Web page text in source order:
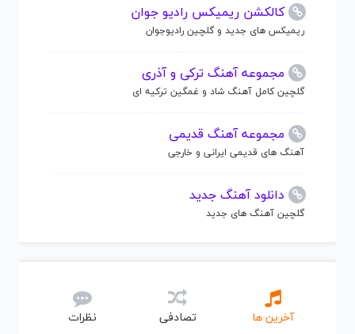
کالکشن ریمیکس رادیو جوان
ریمیکس های جدید و گلچین رادیوجوان
مجموعه آهنگ ترکی و آذری
گلچین کامل آهنگ شاد و غمگین ترکیه ای
مجموعه آهنگ قدیمی
آهنگ های قدیمی ایرانی و خارجی
دانلود آهنگ جدید
گلچین آهنگ های جدید
آخرین ها تصادفی نظرات